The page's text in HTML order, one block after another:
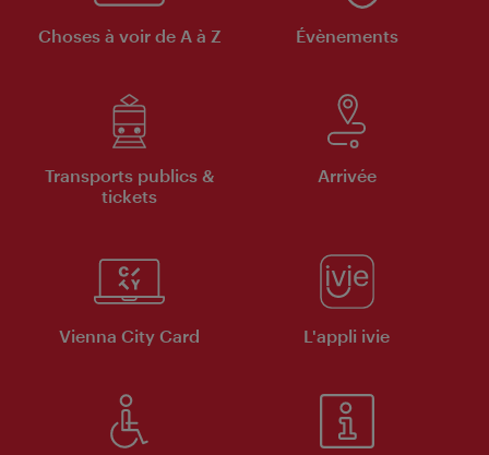
Choses à voir de A à Z Évènements
Transports publics &
tickets
Arrivée
Vienna City Card L'appli ivie